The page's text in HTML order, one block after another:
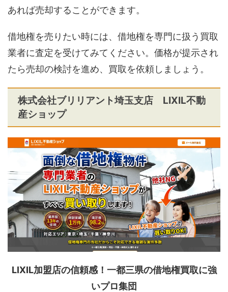
あれば売却することができます。
借地権を売りたい時には、借地権を専門に扱う買取
業者に査定を受けてみてください。価格が提示され
たら売却の検討を進め、買取を依頼しましょう。
株式会社ブリリアント埼玉支店 LIXIL不動
産ショップ
LIXIL加盟店の信頼感！一都三県の借地権買取に強
いプロ集団